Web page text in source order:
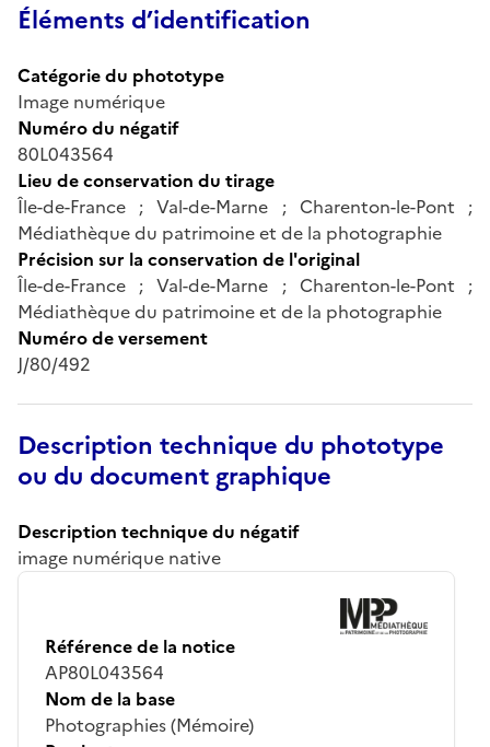
Éléments d’identification
Catégorie du phototype
Image numérique
Numéro du négatif
80L043564
Lieu de conservation du tirage
Île-de-France ; Val-de-Marne ; Charenton-le-Pont ;
Médiathèque du patrimoine et de la photographie
Précision sur la conservation de l'original
Île-de-France ; Val-de-Marne ; Charenton-le-Pont ;
Médiathèque du patrimoine et de la photographie
Numéro de versement
J/80/492
Description technique du phototype
ou du document graphique
Description technique du négatif
image numérique native
Référence de la notice
AP80L043564
Nom de la base
Photographies (Mémoire)